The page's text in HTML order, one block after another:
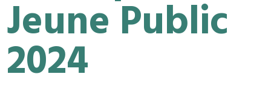
Jeune Public
2024